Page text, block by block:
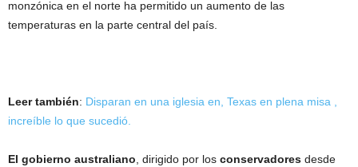
monzónica en el norte ha permitido un aumento de las
temperaturas en la parte central del país.
Leer también: Disparan en una iglesia en, Texas en plena misa ,
increíble lo que sucedió.
El gobierno australiano, dirigido por los conservadores desde